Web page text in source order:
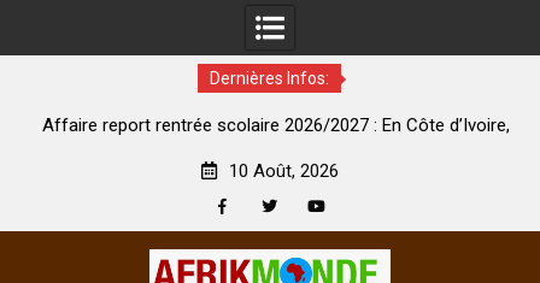
Dernières Infos:
Affaire report rentrée scolaire 2026/2027 : En Côte d’Ivoire,
10 Août, 2026